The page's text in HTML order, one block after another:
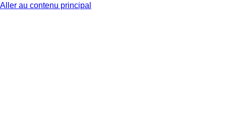
Aller au contenu principal